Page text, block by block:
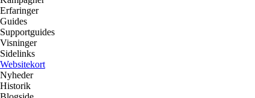
Erfaringer
Guides
Supportguides
Visninger
Sidelinks
Websitekort
Nyheder
Historik